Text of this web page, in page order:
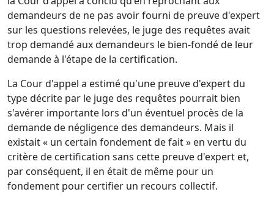
demandeurs de ne pas avoir fourni de preuve d'expert
sur les questions relevées, le juge des requêtes avait
trop demandé aux demandeurs le bien-fondé de leur
demande à l'étape de la certification.
La Cour d'appel a estimé qu'une preuve d'expert du
type décrite par le juge des requêtes pourrait bien
s'avérer importante lors d'un éventuel procès de la
demande de négligence des demandeurs. Mais il
existait « un certain fondement de fait » en vertu du
critère de certification sans cette preuve d'expert et,
par conséquent, il en était de même pour un
fondement pour certifier un recours collectif.